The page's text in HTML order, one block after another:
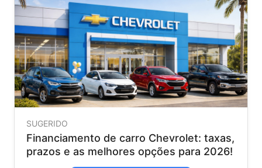
SUGERIDO
Financiamento de carro Chevrolet: taxas,
prazos e as melhores opções para 2026!